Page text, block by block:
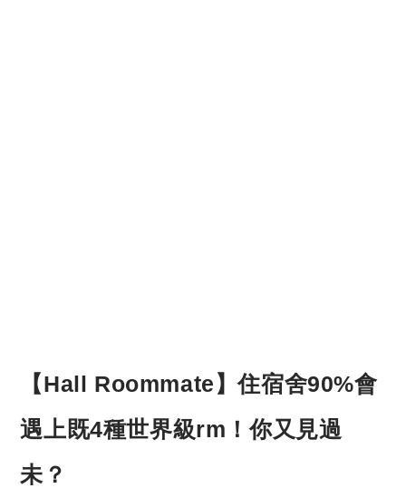
【Hall Roommate】住宿舍90%會
遇上既4種世界級rm！你又見過
未？